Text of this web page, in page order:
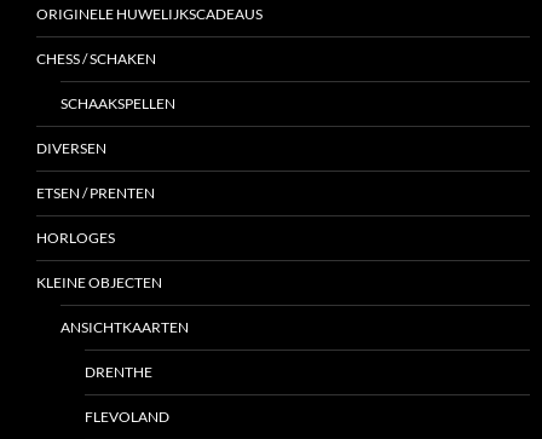
ORIGINELE HUWELIJKSCADEAUS
CHESS / SCHAKEN
SCHAAKSPELLEN
DIVERSEN
ETSEN / PRENTEN
HORLOGES
KLEINE OBJECTEN
ANSICHTKAARTEN
DRENTHE
FLEVOLAND